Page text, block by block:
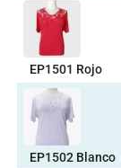
EP1501 Rojo
EP1502 Blanco